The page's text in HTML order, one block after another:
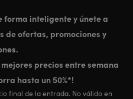
inteligente y únete a
de ofertas, promociones y
precios entre semana
hasta un 50%*!
final de la entrada. No válido en